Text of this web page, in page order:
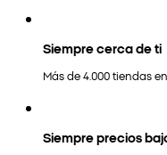
Siempre cerca de ti
Más de 4.000 tiendas
Siempre precios